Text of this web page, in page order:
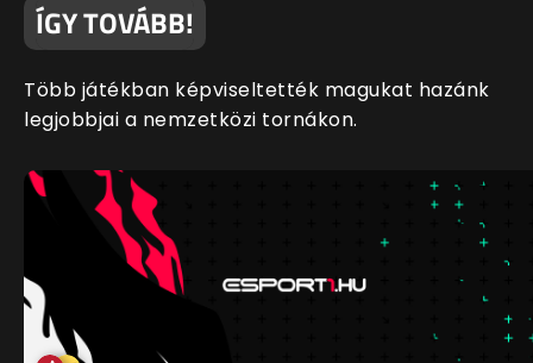
ÍGY TOVÁBB!
Több játékban képviseltették magukat hazánk
legjobbjai a nemzetközi tornákon.